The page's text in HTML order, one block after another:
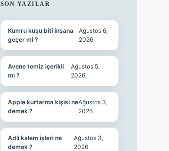
SIDEBAR
SON YAZILAR
Kumru kuşu biti insana
geçer mi ?
Ağustos 6,
2026
Avene temiz içerikli
mi ?
Ağustos 5,
2026
Apple kurtarma kişisi ne
demek ?
Ağustos 3,
2026
Adli kalem işleri ne
demek ?
Ağustos 3,
2026